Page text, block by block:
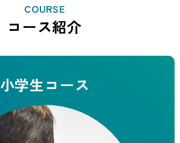
COURSE
コース紹介
小学生コース